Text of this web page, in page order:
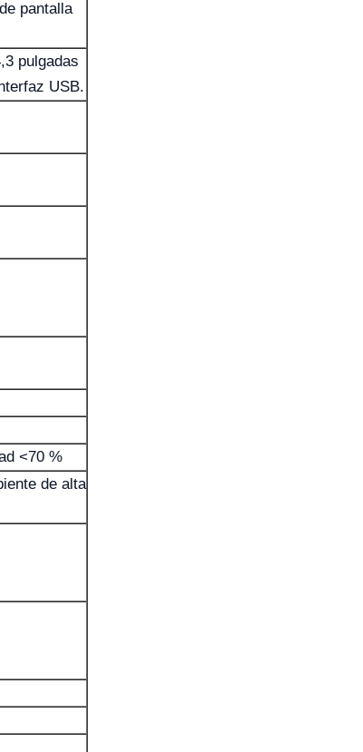
pantalla
pulgadas
USB.
<70 %
de alta